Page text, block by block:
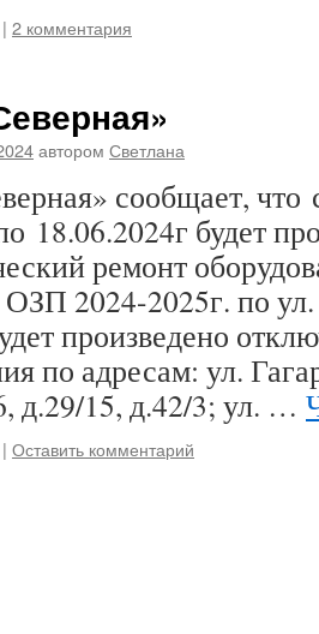
| 2 комментария
автором Светлана
сообщает, что
18.06.2024г будет
ремонт
ОЗП 2024-2025г. по
произведено
по адресам: ул.
д.29/15, д.42/3; ул. …
| Оставить комментарий